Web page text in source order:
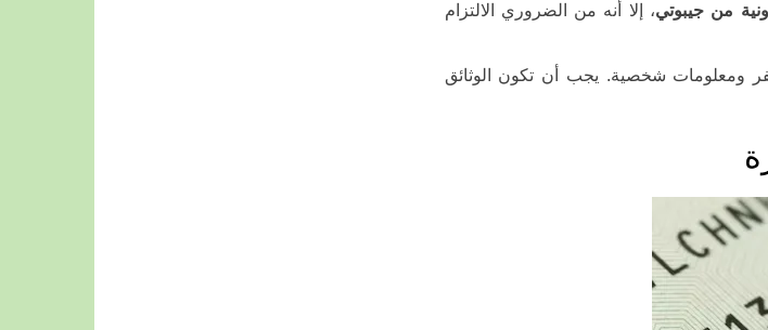
من جيبوتي، إلا أنه من الضروري الالتزام
ومعلومات شخصية. يجب أن تكون الوثائق